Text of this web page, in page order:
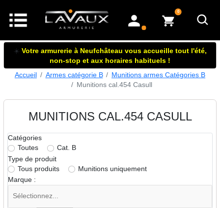
mon compte
0articles dans le panier
☀️ Votre armurerie à Neufchâteau vous accueille tout l'été,
non-stop et aux horaires habituels !
Accueil
Armes catégorie B
Munitions armes Catégories B
Munitions cal.454 Casull
MUNITIONS CAL.454 CASULL
Catégories
Toutes
Cat. B
Type de produit
Tous produits
Munitions uniquement
Marque :